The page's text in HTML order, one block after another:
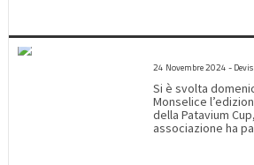
SAQIB YASEEN SHERIF MATTIA RAFFAGNATO
BUCIUSCAN LEONARDO VLAD MATTIA DI
BOUZAIANE YASSER BOUCHRA SOFIA
GRAMIGNAN CARLOS BARILE24 Novembre 2024 - Devis
Si è svolta
Monselice
della Patavium
associazione ha